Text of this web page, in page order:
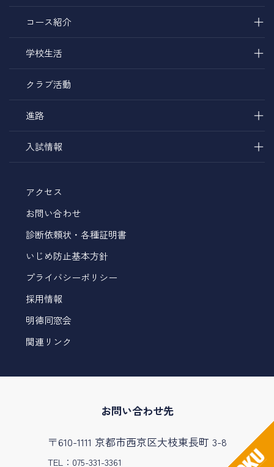
コース紹介 ＋
学校生活 ＋
クラブ活動
進路 ＋
入試情報 ＋
アクセス
お問い合わせ
診断依頼状・各種証明書
いじめ防止基本方針
プライバシーポリシー
採用情報
明徳同窓会
関連リンク
お問い合わせ先
〒610-1111 京都市西京区大枝東長町 3-8
TEL：075-331-3361